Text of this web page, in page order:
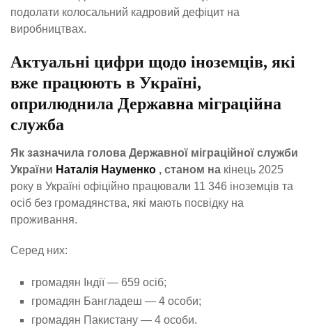
подолати колосальний кадровий дефіцит на
виробництвах.
Актуальні цифри щодо іноземців, які
вже працюють в Україні,
оприлюднила Державна міграційна
служба
Як зазначила голова Державної міграційної служби
України Наталія Науменко , станом на кінець 2025
року в Україні офіційно працювали 11 346 іноземців та
осіб без громадянства, які мають посвідку на
проживання.
Серед них:
громадян Індії — 659 осіб;
громадян Бангладеш — 4 особи;
громадян Пакистану — 4 особи.